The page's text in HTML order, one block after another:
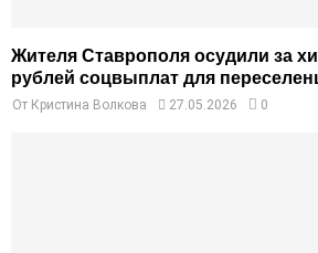
Жителя Ставрополя осудили за
рублей соцвыплат для
От Кристина Волкова 27.05.2026 0